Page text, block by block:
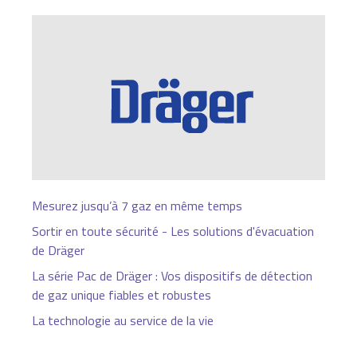
Mesurez jusqu’à 7 gaz en même temps
Sortir en toute sécurité - Les solutions d'évacuation
de Dräger
La série Pac de Dräger : Vos dispositifs de détection
de gaz unique fiables et robustes
La technologie au service de la vie